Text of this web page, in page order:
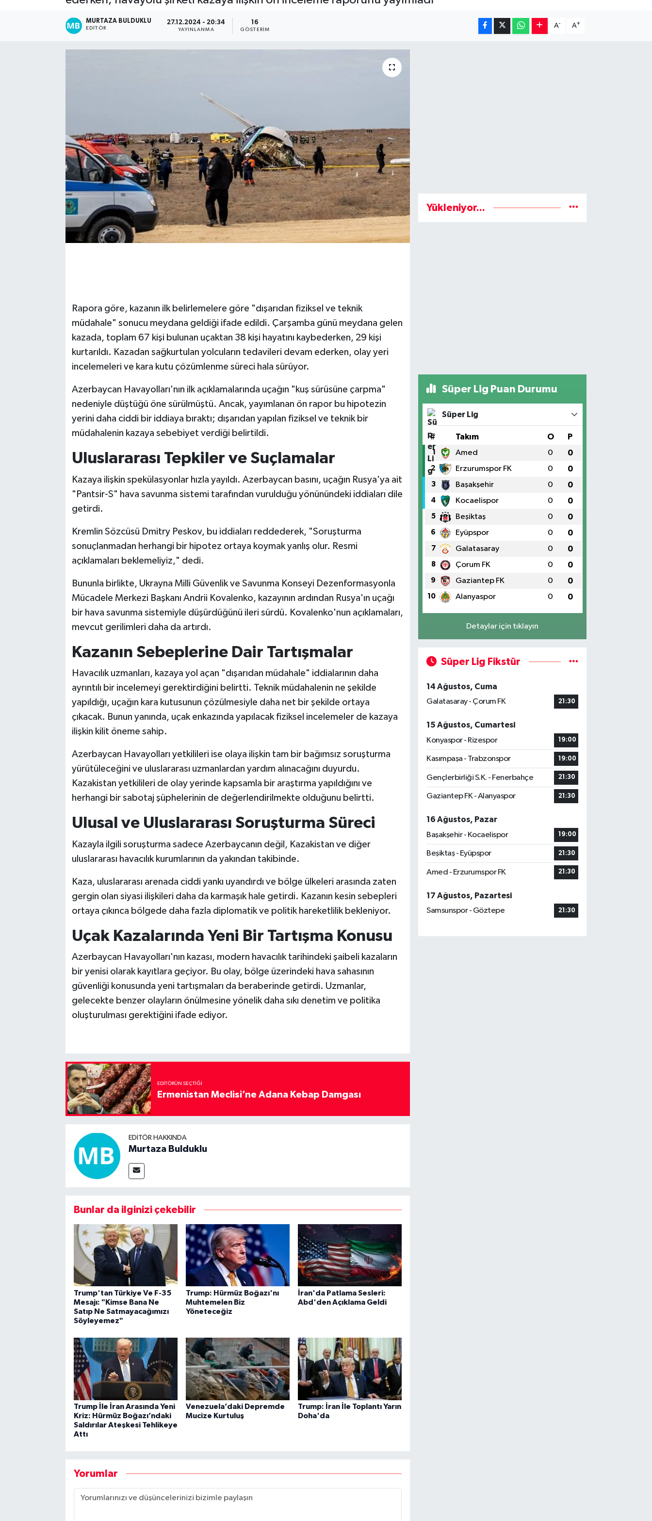
MURTAZA BULDUKLU
EDITÖR
27.12.2024 - 20:34
YAYINLANMA
16
GÖSTERIM
A- A+
Rapora göre, kazanın ilk belirlemelere göre "dışarıdan fiziksel ve teknik
müdahale" sonucu meydana geldiği ifade edildi. Çarşamba günü meydana gelen
kazada, toplam 67 kişi bulunan uçaktan 38 kişi hayatını kaybederken, 29 kişi
kurtarıldı. Kazadan sağkurtulan yolcuların tedavileri devam ederken, olay yeri
incelemeleri ve kara kutu çözümlenme süreci hala sürüyor.
Azerbaycan Havayolları'nın ilk açıklamalarında uçağın "kuş sürüsüne çarpma"
nedeniyle düştüğü öne sürülmüştü. Ancak, yayımlanan ön rapor bu hipotezin
yerini daha ciddi bir iddiaya bıraktı; dışarıdan yapılan fiziksel ve teknik bir
müdahalenin kazaya sebebiyet verdiği belirtildi.
Uluslararası Tepkiler ve Suçlamalar
Kazaya ilişkin spekülasyonlar hızla yayıldı. Azerbaycan basını, uçağın Rusya'ya ait
"Pantsir-S" hava savunma sistemi tarafından vurulduğu yönünündeki iddiaları dile
getirdi.
Kremlin Sözcüsü Dmitry Peskov, bu iddiaları reddederek, "Soruşturma
sonuçlanmadan herhangi bir hipotez ortaya koymak yanlış olur. Resmi
açıklamaları beklemeliyiz," dedi.
Bununla birlikte, Ukrayna Milli Güvenlik ve Savunma Konseyi Dezenformasyonla
Mücadele Merkezi Başkanı Andrii Kovalenko, kazayının ardından Rusya'ın uçağı
bir hava savunma sistemiyle düşürdüğünü ileri sürdü. Kovalenko'nun açıklamaları,
mevcut gerilimleri daha da artırdı.
Kazanın Sebeplerine Dair Tartışmalar
Havacılık uzmanları, kazaya yol açan "dışarıdan müdahale" iddialarının daha
ayrıntılı bir incelemeyi gerektirdiğini belirtti. Teknik müdahalenin ne şekilde
yapıldığı, uçağın kara kutusunun çözülmesiyle daha net bir şekilde ortaya
çıkacak. Bunun yanında, uçak enkazında yapılacak fiziksel incelemeler de kazaya
ilişkin kilit öneme sahip.
Azerbaycan Havayolları yetkilileri ise olaya ilişkin tam bir bağımsız soruşturma
yürütüleceğini ve uluslararası uzmanlardan yardım alınacağını duyurdu.
Kazakistan yetkilileri de olay yerinde kapsamla bir araştırma yapıldığını ve
herhangi bir sabotaj şüphelerinin de değerlendirilmekte olduğunu belirtti.
Ulusal ve Uluslararası Soruşturma Süreci
Kazayla ilgili soruşturma sadece Azerbaycanın değil, Kazakistan ve diğer
uluslararası havacılık kurumlarının da yakından takibinde.
Kaza, uluslararası arenada ciddi yankı uyandırdı ve bölge ülkeleri arasında zaten
gergin olan siyasi ilişkileri daha da karmaşık hale getirdi. Kazanın kesin sebepleri
ortaya çıkınca bölgede daha fazla diplomatik ve politik hareketlilik bekleniyor.
Uçak Kazalarında Yeni Bir Tartışma Konusu
Azerbaycan Havayolları'nın kazası, modern havacılık tarihindeki şaibeli kazaların
bir yenisi olarak kayıtlara geçiyor. Bu olay, bölge üzerindeki hava sahasının
güvenliği konusunda yeni tartışmaları da beraberinde getirdi. Uzmanlar,
gelecekte benzer olayların önülmesine yönelik daha sıkı denetim ve politika
oluşturulması gerektiğini ifade ediyor.
EDITÖRÜN SEÇTIĞI
Ermenistan Meclisi’ne Adana Kebap Damgası
EDITÖR HAKKINDA
Murtaza Bulduklu
Bunlar da ilginizi çekebilir
Trump'tan Türkiye Ve F-35
Mesajı: "Kimse Bana Ne
Satıp Ne Satmayacağımızı
Söyleyemez"
Trump: Hürmüz Boğazı'nı
Muhtemelen Biz
Yöneteceğiz
İran'da Patlama Sesleri:
Abd'den Açıklama Geldi
Trump İle İran Arasında Yeni
Kriz: Hürmüz Boğazı’ndaki
Saldırılar Ateşkesi Tehlikeye
Attı
Venezuela’daki Depremde
Mucize Kurtuluş
Trump: İran İle Toplantı Yarın
Doha'da
Yorumlar
Yükleniyor...
Süper Lig Puan Durumu
Süper Lig
# Takım O P
1 Amed 0 0
2 Erzurumspor FK 0 0
3 Başakşehir 0 0
4 Kocaelispor 0 0
5 Beşiktaş 0 0
6 Eyüpspor 0 0
7 Galatasaray 0 0
8 Çorum FK 0 0
9 Gaziantep FK 0 0
10 Alanyaspor 0 0
Detaylar için tıklayın
Süper Lig Fikstür
14 Ağustos, Cuma
Galatasaray - Çorum FK
21:30
15 Ağustos, Cumartesi
Konyaspor - Rizespor
19:00
Kasımpaşa - Trabzonspor 19:00
Gençlerbirliği S.K. - Fenerbahçe 21:30
Gaziantep FK - Alanyaspor 21:30
16 Ağustos, Pazar
Başakşehir - Kocaelispor
19:00
Beşiktaş - Eyüpspor 21:30
Amed - Erzurumspor FK 21:30
17 Ağustos, Pazartesi
Samsunspor - Göztepe
21:30